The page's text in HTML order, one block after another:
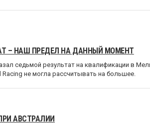
– НАШ ПРЕДЕЛ НА ДАННЫЙ МОМЕНТ
седьмой результат на квалификации в
не могла рассчитывать на большее.
АВСТРАЛИИ